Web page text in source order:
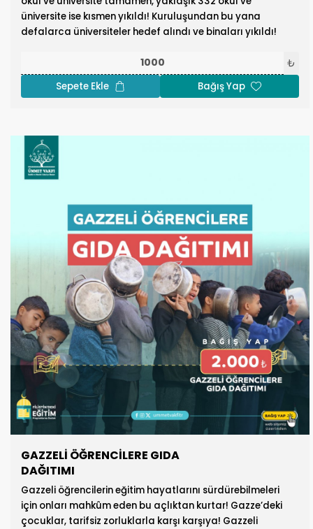
üniversite ise kısmen yıkıldı! Kuruluşundan bu yana
defalarca üniversiteler hedef alındı ​​ve binaları yıkıldı!
₺
Sepete Ekle Bağış Yap
GAZZELİ ÖĞRENCİLERE GIDA
DAĞITIMI
Gazzeli öğrencilerin eğitim hayatlarını sürdürebilmeleri
için onları mahkûm eden bu açlıktan kurtar! Gazze’deki
çocuklar, tarifsiz zorluklarla karşı karşıya! Gazzeli